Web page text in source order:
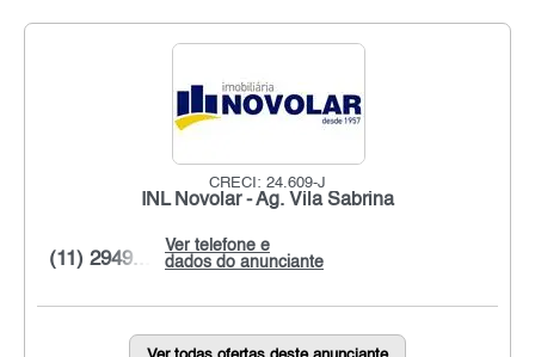
CRECI: 24.609-J
INL Novolar - Ag. Vila Sabrina
Ver telefone e
dados do anunciante
(11) 2949...